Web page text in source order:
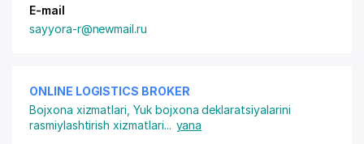
E-mail
sayyora-r@newmail.ru
ONLINE LOGISTICS BROKER
Bojxona xizmatlari ,Yuk bojxona deklaratsiyalarini
rasmiylashtirish xizmatlari... yana